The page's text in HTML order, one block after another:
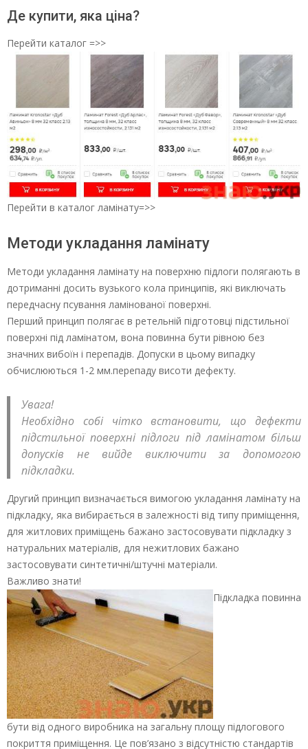
Де купити, яка ціна?
Перейти каталог =>>
Перейти в каталог ламінату=>>
Методи укладання ламінату
Методи укладання ламінату на поверхню підлоги полягають в
дотриманні досить вузького кола принципів, які виключать
передчасну псування ламінованої поверхні.
Перший принцип полягає в ретельній підготовці підстильної
поверхні під ламінатом, вона повинна бути рівною без
значних вибоїн і перепадів. Допуски в цьому випадку
обчислюються 1-2 мм.перепаду висоти дефекту.
Увага!
Необхідно собі чітко встановити, що дефекти
підстильної поверхні підлоги під ламінатом більш
допусків не вийде виключити за допомогою
підкладки.
Другий принцип визначається вимогою укладання ламінату на
підкладку, яка вибирається в залежності від типу приміщення,
для житлових приміщень бажано застосовувати підкладку з
натуральних матеріалів, для нежитлових бажано
застосовувати синтетичні/штучні матеріали.
Важливо знати!
Підкладка повинна
бути від одного виробника на загальну площу підлогового
покриття приміщення. Це пов’язано з відсутністю стандартів